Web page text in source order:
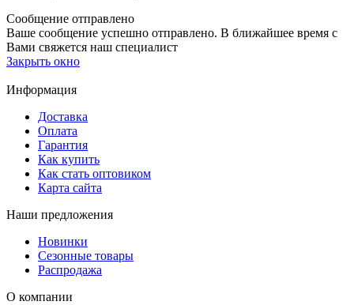
Сообщение отправлено
Ваше сообщение успешно отправлено. В ближайшее время с
Вами свяжется наш специалист
Закрыть окно
Информация
Доставка
Оплата
Гарантия
Как купить
Как стать оптовиком
Карта сайта
Наши предложения
Новинки
Сезонные товары
Распродажа
О компании